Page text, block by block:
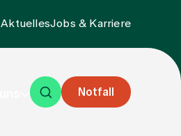
AktuellesJobs & Karriere
Notfall